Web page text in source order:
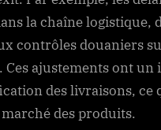
la chaîne logistique,
contrôles douaniers
ajustements ont un
des livraisons, ce
des produits.